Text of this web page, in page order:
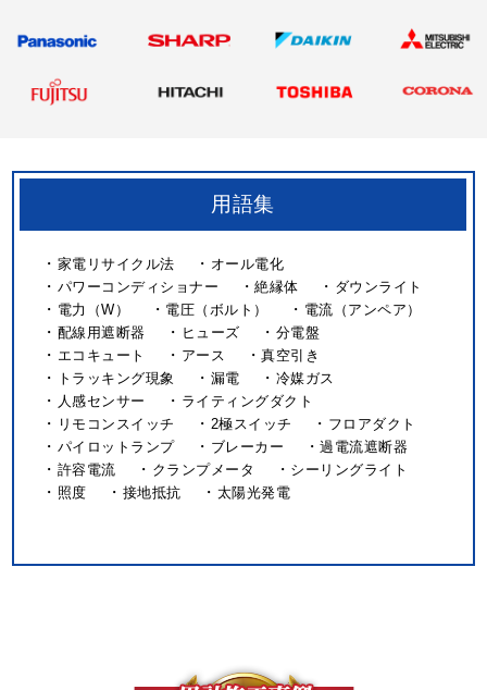
用語集
家電リサイクル法
オール電化
パワーコンディショナー
絶縁体
ダウンライト
電力（W）
電圧（ボルト）
電流（アンペア）
配線用遮断器
ヒューズ
分電盤
エコキュート
アース
真空引き
トラッキング現象
漏電
冷媒ガス
人感センサー
ライティングダクト
リモコンスイッチ
2極スイッチ
フロアダクト
パイロットランプ
ブレーカー
過電流遮断器
許容電流
クランプメータ
シーリングライト
照度
接地抵抗 太陽光発電